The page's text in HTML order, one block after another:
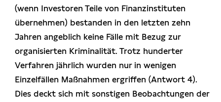
(wenn Investoren Teile von Finanzinstituten
übernehmen) bestanden in den letzten zehn
Jahren angeblich keine Fälle mit Bezug zur
organisierten Kriminalität. Trotz hunderter
Verfahren jährlich wurden nur in wenigen
Einzelfällen Maßnahmen ergriffen (Antwort 4).
Dies deckt sich mit sonstigen Beobachtungen der